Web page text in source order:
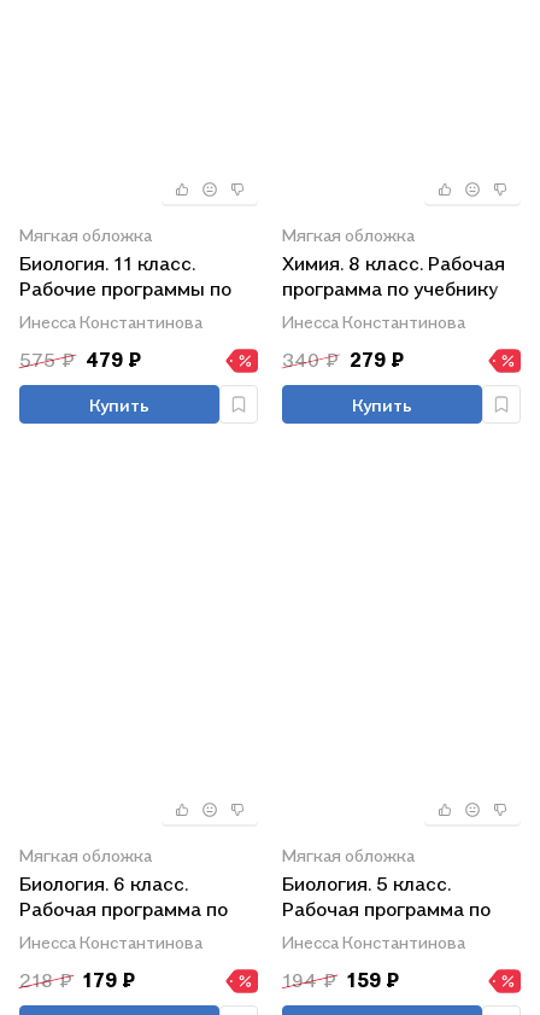
Мягкая обложка
Биология. 11 класс.
Рабочие программы по
учебникам В.И.
Агафоновой, Е.Т.
Захаровой, В.Б. Захарова,
С.Г. Мамонтова, Н.И.
Инесса Константинова
575 ₽ 479 ₽
Купить
Мягкая обложка
Химия. 8 класс. Рабочая
программа по учебнику
О.С. Габриеляна. ФГОС
Инесса Константинова
340 ₽ 279 ₽
Купить
Мягкая обложка
Биология. 6 класс.
Рабочая программа по
учебнику Н.И. Сонина,
организм"
Инесса Константинова
218 ₽ 179 ₽
Мягкая обложка
Биология. 5 класс.
Рабочая программа по
учебнику Н.И. Сонина,
"Биология. Введение в
Биологию". УМК "Сфера
Инесса Константинова
194 ₽ 159 ₽